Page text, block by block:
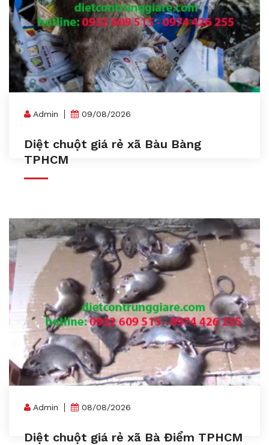
Admin 09/08/2026
Diệt chuột giá rẻ xã Bàu Bàng
TPHCM
Admin 08/08/2026
Diệt chuột giá rẻ xã Bà Điểm TPHCM